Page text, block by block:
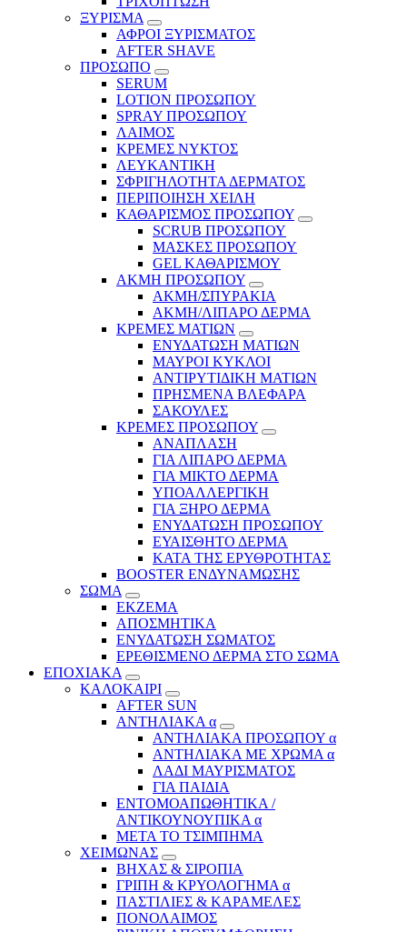
ΞΥΡΙΣΜΑ
ΑΦΡΟΙ ΞΥΡΙΣΜΑΤΟΣ
AFTER SHAVE
ΠΡΟΣΩΠΟ
SERUM
LOTION ΠΡΟΣΩΠΟΥ
SPRAY ΠΡΟΣΩΠΟΥ
ΛΑΙΜΟΣ
ΚΡΕΜΕΣ ΝΥΚΤΟΣ
ΛΕΥΚΑΝΤΙΚΗ
ΣΦΡΙΓΗΛΟΤΗΤΑ ΔΕΡΜΑΤΟΣ
ΠΕΡΙΠΟΙΗΣΗ ΧΕΙΛΗ
ΚΑΘΑΡΙΣΜΟΣ ΠΡΟΣΩΠΟΥ
SCRUB ΠΡΟΣΩΠΟΥ
ΜΑΣΚΕΣ ΠΡΟΣΩΠΟΥ
GEL ΚΑΘΑΡΙΣΜΟΥ
ΑΚΜΗ ΠΡΟΣΩΠΟΥ
ΑΚΜΗ/ΣΠΥΡΑΚΙΑ
ΑΚΜΗ/ΛΙΠΑΡΟ ΔΕΡΜΑ
ΚΡΕΜΕΣ ΜΑΤΙΩΝ
ΕΝΥΔΑΤΩΣΗ ΜΑΤΙΩΝ
ΜΑΥΡΟΙ ΚΥΚΛΟΙ
ΑΝΤΙΡΥΤΙΔΙΚΗ ΜΑΤΙΩΝ
ΠΡΗΣΜΕΝΑ ΒΛΕΦΑΡΑ
ΣΑΚΟΥΛΕΣ
ΚΡΕΜΕΣ ΠΡΟΣΩΠΟΥ
ΑΝΑΠΛΑΣΗ
ΓΙΑ ΛΙΠΑΡΟ ΔΕΡΜΑ
ΓΙΑ ΜΙΚΤΟ ΔΕΡΜΑ
ΥΠΟΑΛΛΕΡΓΙΚΗ
ΓΙΑ ΞΗΡΟ ΔΕΡΜΑ
ΕΝΥΔΑΤΩΣΗ ΠΡΟΣΩΠΟΥ
ΕΥΑΙΣΘΗΤΟ ΔΕΡΜΑ
ΚΑΤΑ ΤΗΣ ΕΡΥΘΡΟΤΗΤΑΣ
BOOSTER ΕΝΔΥΝΑΜΩΣΗΣ
ΣΩΜΑ
ΕΚΖΕΜΑ
ΑΠΟΣΜΗΤΙΚΑ
ΕΝΥΔΑΤΩΣΗ ΣΩΜΑΤΟΣ
ΕΡΕΘΙΣΜΕΝΟ ΔΕΡΜΑ ΣΤΟ ΣΩΜΑ
ΕΠΟΧΙΑΚΑ
ΚΑΛΟΚΑΙΡΙ
AFTER SUN
ΑΝΤΗΛΙΑΚΑ α
ΑΝΤΗΛΙΑΚΑ ΠΡΟΣΩΠΟΥ α
ΑΝΤΗΛΙΑΚΑ ΜΕ ΧΡΩΜΑ α
ΛΑΔΙ ΜΑΥΡΙΣΜΑΤΟΣ
ΓΙΑ ΠΑΙΔΙΑ
ΕΝΤΟΜΟΑΠΩΘΗΤΙΚΑ /
ΑΝΤΙΚΟΥΝΟΥΠΙΚΑ α
ΜΕΤΑ ΤΟ ΤΣΙΜΠΗΜΑ
ΧΕΙΜΩΝΑΣ
ΒΗΧΑΣ & ΣΙΡΟΠΙΑ
ΓΡΙΠΗ & ΚΡΥΟΛΟΓΗΜΑ α
ΠΑΣΤΙΛΙΕΣ & ΚΑΡΑΜΕΛΕΣ
ΠΟΝΟΛΑΙΜΟΣ